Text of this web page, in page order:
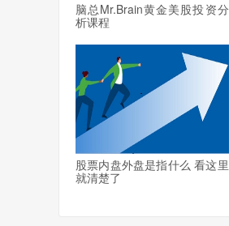
脑总Mr.Brain黄金美股投资分
析课程
股票内盘外盘是指什么 看这里
就清楚了